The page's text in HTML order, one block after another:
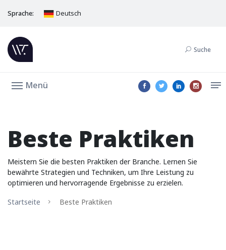
Sprache: Deutsch
Suche
Menü
Beste Praktiken
Meistern Sie die besten Praktiken der Branche. Lernen Sie
bewährte Strategien und Techniken, um Ihre Leistung zu
optimieren und hervorragende Ergebnisse zu erzielen.
Startseite
Beste Praktiken